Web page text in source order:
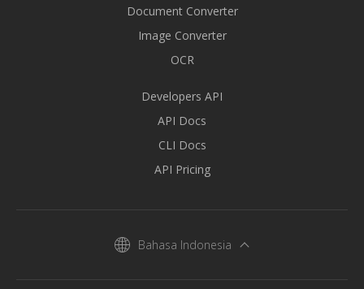
Document Converter
Image Converter
OCR
Developers API
API Docs
CLI Docs
API Pricing
Bahasa Indonesia